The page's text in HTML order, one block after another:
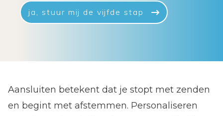
ja, stuur mij de vijfde stap
Aansluiten betekent dat je stopt met zenden
en begint met afstemmen. Personaliseren